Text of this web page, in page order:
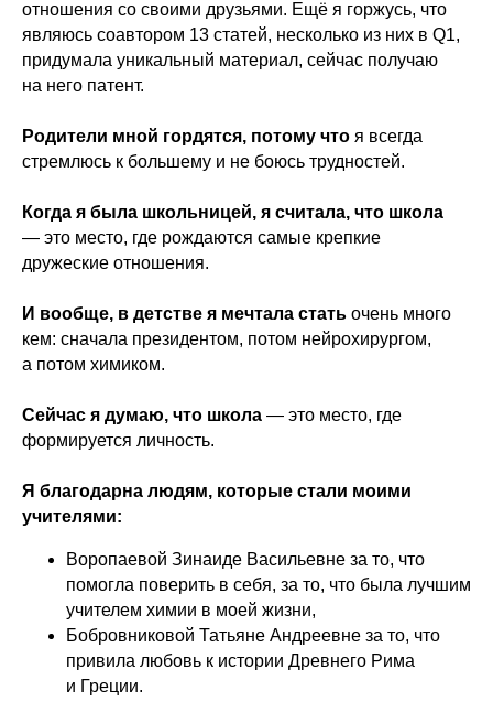
отношения со своими друзьями. Ещё я горжусь, что
являюсь соавтором 13 статей, несколько из них в Q1,
придумала уникальный материал, сейчас получаю
на него патент.
Родители мной гордятся, потому что я всегда
стремлюсь к большему и не боюсь трудностей.
Когда я была школьницей, я считала, что школа
— это место, где рождаются самые крепкие
дружеские отношения.
И вообще, в детстве я мечтала стать очень много
кем: сначала президентом, потом нейрохирургом,
а потом химиком.
Сейчас я думаю, что школа — это место, где
формируется личность.
Я благодарна людям, которые стали моими
учителями:
Воропаевой Зинаиде Васильевне за то, что
помогла поверить в себя, за то, что была лучшим
учителем химии в моей жизни,
Бобровниковой Татьяне Андреевне за то, что
привила любовь к истории Древнего Рима
и Греции.